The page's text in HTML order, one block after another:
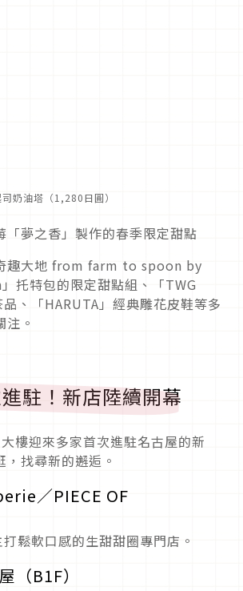
奶油塔（1,280日圓）
「夢之香」製作的春季限定甜點
趣大地 from farm to spoon by
托特包的限定甜點組、「TWG
、「HARUTA」經典雕花皮鞋等多
。
駐！新店陸續開幕
樓迎來多家首次進駐名古屋的新
找尋新的邂逅。
／PIECE OF
鬆軟口感的生甜甜圈專門店。
（B1F）